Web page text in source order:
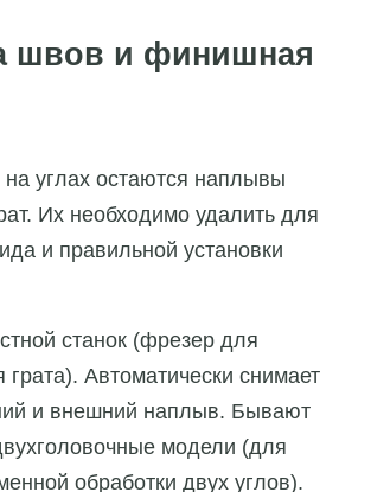
швов и финишная
углах остаются наплывы
Их необходимо удалить для
и правильной установки
станок (фрезер для
грата). Автоматически снимает
и внешний наплыв. Бывают
модели (для
обработки двух углов).